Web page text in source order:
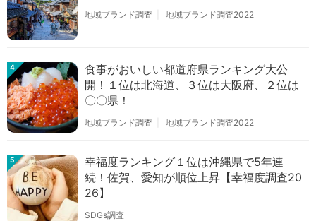
地域ブランド調査 地域ブランド調査2022
4
食事がおいしい都道府県ランキング大公
開！１位は北海道、３位は大阪府、２位は
〇〇県！
地域ブランド調査 地域ブランド調査2022
5
幸福度ランキング１位は沖縄県で5年連
続！佐賀、愛知が順位上昇【幸福度調査20
26】
SDGs調査